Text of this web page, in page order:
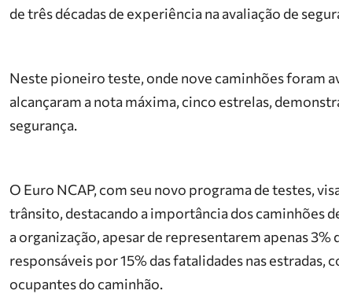
de três décadas de experiência na avaliação de
Neste pioneiro teste, onde nove caminhões foram
alcançaram a nota máxima, cinco estrelas,
segurança.
O Euro NCAP, com seu novo programa de testes,
trânsito, destacando a importância dos caminhões
a organização, apesar de representarem apenas
responsáveis por 15% das fatalidades nas estradas,
ocupantes do caminhão.